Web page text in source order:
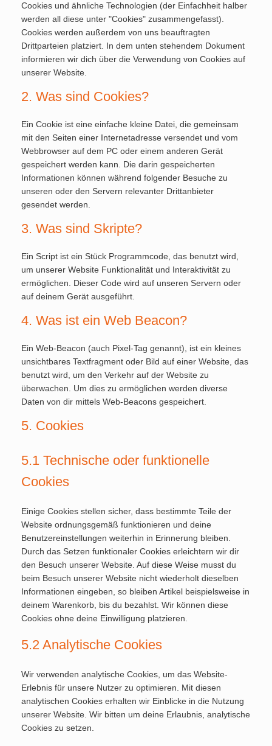
Cookies und ähnliche Technologien (der Einfachheit halber
werden all diese unter "Cookies" zusammengefasst).
Cookies werden außerdem von uns beauftragten
Drittparteien platziert. In dem unten stehendem Dokument
informieren wir dich über die Verwendung von Cookies auf
unserer Website.
2. Was sind Cookies?
Ein Cookie ist eine einfache kleine Datei, die gemeinsam
mit den Seiten einer Internetadresse versendet und vom
Webbrowser auf dem PC oder einem anderen Gerät
gespeichert werden kann. Die darin gespeicherten
Informationen können während folgender Besuche zu
unseren oder den Servern relevanter Drittanbieter
gesendet werden.
3. Was sind Skripte?
Ein Script ist ein Stück Programmcode, das benutzt wird,
um unserer Website Funktionalität und Interaktivität zu
ermöglichen. Dieser Code wird auf unseren Servern oder
auf deinem Gerät ausgeführt.
4. Was ist ein Web Beacon?
Ein Web-Beacon (auch Pixel-Tag genannt), ist ein kleines
unsichtbares Textfragment oder Bild auf einer Website, das
benutzt wird, um den Verkehr auf der Website zu
überwachen. Um dies zu ermöglichen werden diverse
Daten von dir mittels Web-Beacons gespeichert.
5. Cookies
5.1 Technische oder funktionelle
Cookies
Einige Cookies stellen sicher, dass bestimmte Teile der
Website ordnungsgemäß funktionieren und deine
Benutzereinstellungen weiterhin in Erinnerung bleiben.
Durch das Setzen funktionaler Cookies erleichtern wir dir
den Besuch unserer Website. Auf diese Weise musst du
beim Besuch unserer Website nicht wiederholt dieselben
Informationen eingeben, so bleiben Artikel beispielsweise in
deinem Warenkorb, bis du bezahlst. Wir können diese
Cookies ohne deine Einwilligung platzieren.
5.2 Analytische Cookies
Wir verwenden analytische Cookies, um das Website-
Erlebnis für unsere Nutzer zu optimieren. Mit diesen
analytischen Cookies erhalten wir Einblicke in die Nutzung
unserer Website. Wir bitten um deine Erlaubnis, analytische
Cookies zu setzen.